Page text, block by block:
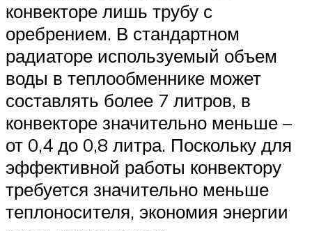
конвекторе лишь трубу с
оребрением. В стандартном
радиаторе используемый объем
воды в теплообменнике может
составлять более 7 литров, в
конвекторе значительно меньше –
от 0,4 до 0,8 литра. Поскольку для
эффективной работы конвектору
требуется значительно меньше
теплоносителя, экономия энергии